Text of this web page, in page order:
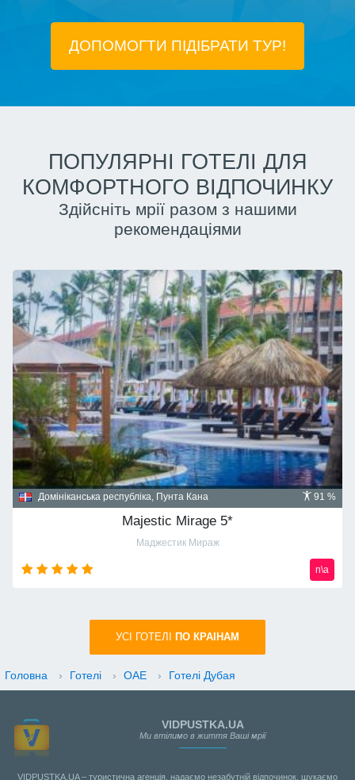
ДОПОМОГТИ ПІДIБРАТИ ТУР!
ПОПУЛЯРНІ ГОТЕЛІ ДЛЯ
КОМФОРТНОГО ВІДПОЧИНКУ
Здійсніть мрії разом з нашими
рекомендаціями
91 %
Домініканська республіка, Пунта Кана
Majestic Mirage 5*
Маджестик Мираж
n\a
УСI ГОТЕЛІ ПО КРАIНАМ
Головна › Готелі › ОАЕ › Готелі Дубая
VIDPUSTKA.UA
Ми втілимо в життя Ваші мрії
VIDPUSTKA.UA – туристична агенція, надаємо незабутній відпочинок, шукаємо